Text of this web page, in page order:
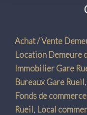
Créer une alerte
Achat / Vente
Location Demeure
Immobilier Gare
Bureaux Gare Rueil,
Fonds de
Rueil, Local